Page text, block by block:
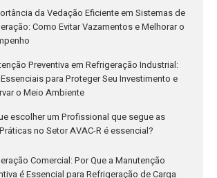
da Vedação Eficiente em Sistemas de
Como Evitar Vazamentos e Melhorar o
Preventiva em Refrigeração Industrial:
para Proteger Seu Investimento e
o Meio Ambiente
escolher um Profissional que segue as
no Setor AVAC-R é essencial?
Comercial: Por Que a Manutenção
é Essencial para Refrigeração de Carga